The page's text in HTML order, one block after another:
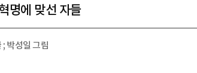
명에 맞선 자들
박성일 그림